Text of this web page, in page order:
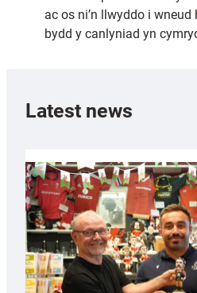
ac os ni’n llwyddo i
bydd y canlyniad yn
Latest news